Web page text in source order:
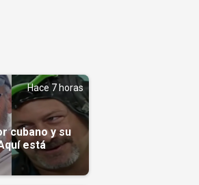
Hace 7 horas
cubano y su
está